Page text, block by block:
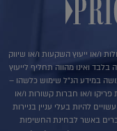
ו/או ייעוץ השקעות ו/או שיווק
בלבד ואינו מהווה תחליף לייעוץ
במידע הנ"ל שימוש כלשהו –
ו/או חברות קשורות ו/או
להיות בעלי עניין בניירות
באשר לבחינת החשיפות